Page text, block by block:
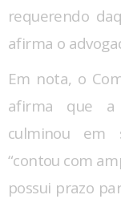
requerendo
afirma o
Em nota, o
afirma que a
culminou em
“contou com
possui prazo